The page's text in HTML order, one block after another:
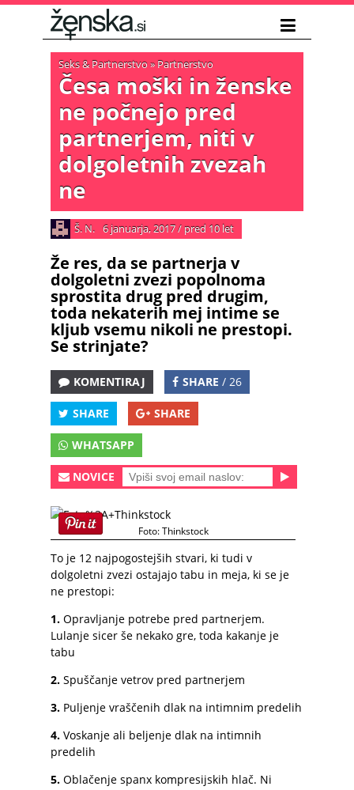
Seks & Partnerstvo» Partnerstvo
Česa moški in ženske
ne počnejo pred
partnerjem, niti v
dolgoletnih zvezah
ne
Š. N. 6 januarja, 2017/ pred 10 let
Že res, da se partnerja v
dolgoletni zvezi popolnoma
sprostita drug pred drugim,
toda nekaterih mej intime se
kljub vsemu nikoli ne prestopi.
Se strinjate?
KOMENTIRAJ SHARE / 26
SHARE SHARE
WHATSAPP
NOVICE
Foto: Thinkstock
To je 12 najpogostejših stvari, ki tudi v
dolgoletni zvezi ostajajo tabu in meja, ki se je
ne prestopi:
1. Opravljanje potrebe pred partnerjem.
Lulanje sicer še nekako gre, toda kakanje je
tabu
2. Spuščanje vetrov pred partnerjem
3. Puljenje vraščenih dlak na intimnim predelih
4. Voskanje ali beljenje dlak na intimnih
predelih
5. Oblačenje spanx kompresijskih hlač. Ni